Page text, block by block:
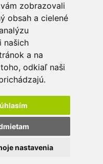
zobrazovali
obsah a cielené
našich
a na
odkiaľ naši
nastavenia
Cena od 3,04€